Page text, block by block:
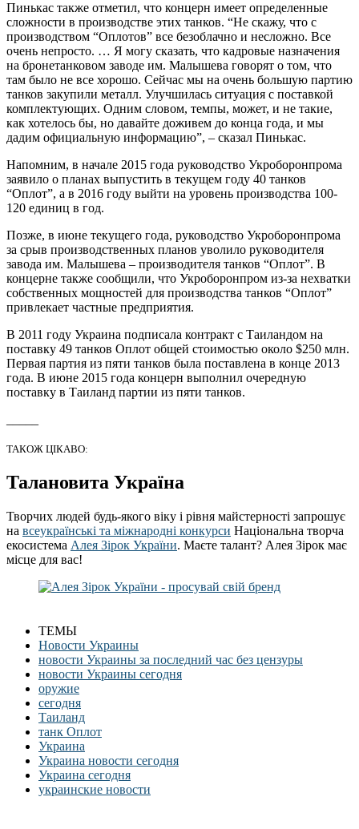
Пинькас также отметил, что концерн имеет определенные
сложности в производстве этих танков. “Не скажу, что с
производством “Оплотов” все безоблачно и несложно. Все
очень непросто. … Я могу сказать, что кадровые назначения
на бронетанковом заводе им. Малышева говорят о том, что
там было не все хорошо. Сейчас мы на очень большую партию
танков закупили металл. Улучшилась ситуация с поставкой
комплектующих. Одним словом, темпы, может, и не такие,
как хотелось бы, но давайте доживем до конца года, и мы
дадим официальную информацию”, – сказал Пинькас.
Напомним, в начале 2015 года руководство Укроборонпрома
заявило о планах выпустить в текущем году 40 танков
“Оплот”, а в 2016 году выйти на уровень производства 100-
120 единиц в год.
Позже, в июне текущего года, руководство Укроборонпрома
за срыв производственных планов уволило руководителя
завода им. Малышева – производителя танков “Оплот”. В
концерне также сообщили, что Укроборонпром из-за нехватки
собственных мощностей для производства танков “Оплот”
привлекает частные предприятия.
В 2011 году Украина подписала контракт с Таиландом на
поставку 49 танков Оплот общей стоимостью около $250 млн.
Первая партия из пяти танков была поставлена в конце 2013
года. В июне 2015 года концерн выполнил очередную
поставку в Таиланд партии из пяти танков.
ТАКОЖ ЦІКАВО:
Талановита Україна
Творчих людей будь-якого віку і рівня майстерності запрошує
на всеукраїнські та міжнародні конкурси Національна творча
екосистема Алея Зірок України. Маєте талант? Алея Зірок має
місце для вас!
ТЕМЫ
Новости Украины
новости Украины за последний час без цензуры
новости Украины сегодня
оружие
сегодня
Таиланд
танк Оплот
Украина
Украина новости сегодня
Украина сегодня
украинские новости